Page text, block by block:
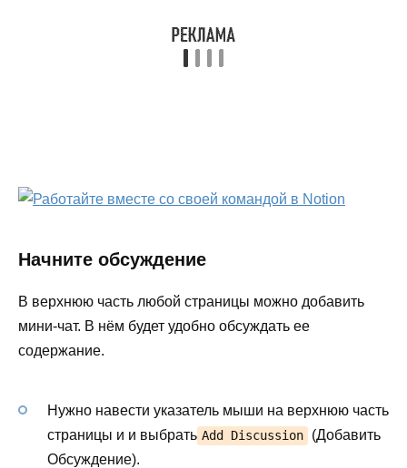
Начните обсуждение
В верхнюю часть любой страницы можно добавить
мини-чат. В нём будет удобно обсуждать ее
содержание.
Нужно навести указатель мыши на верхнюю часть
страницы и и выбрать Add Discussion
(Добавить
Обсуждение).